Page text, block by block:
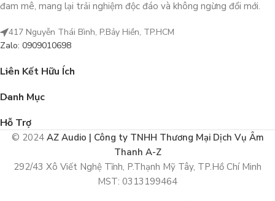
đam mê, mang lại trải nghiệm độc đáo và không ngừng đổi mới.
417 Nguyễn Thái Bình, P.Bảy Hiền, TP.HCM
Zalo: 0909010698
Liên Kết Hữu Ích
Danh Mục
Hỗ Trợ
© 2024 AZ Audio | Công ty TNHH Thương Mại Dịch Vụ Âm
Thanh A-Z
292/43 Xô Viết Nghệ Tĩnh, P.Thạnh Mỹ Tây, TP.Hồ Chí Minh
MST: 0313199464